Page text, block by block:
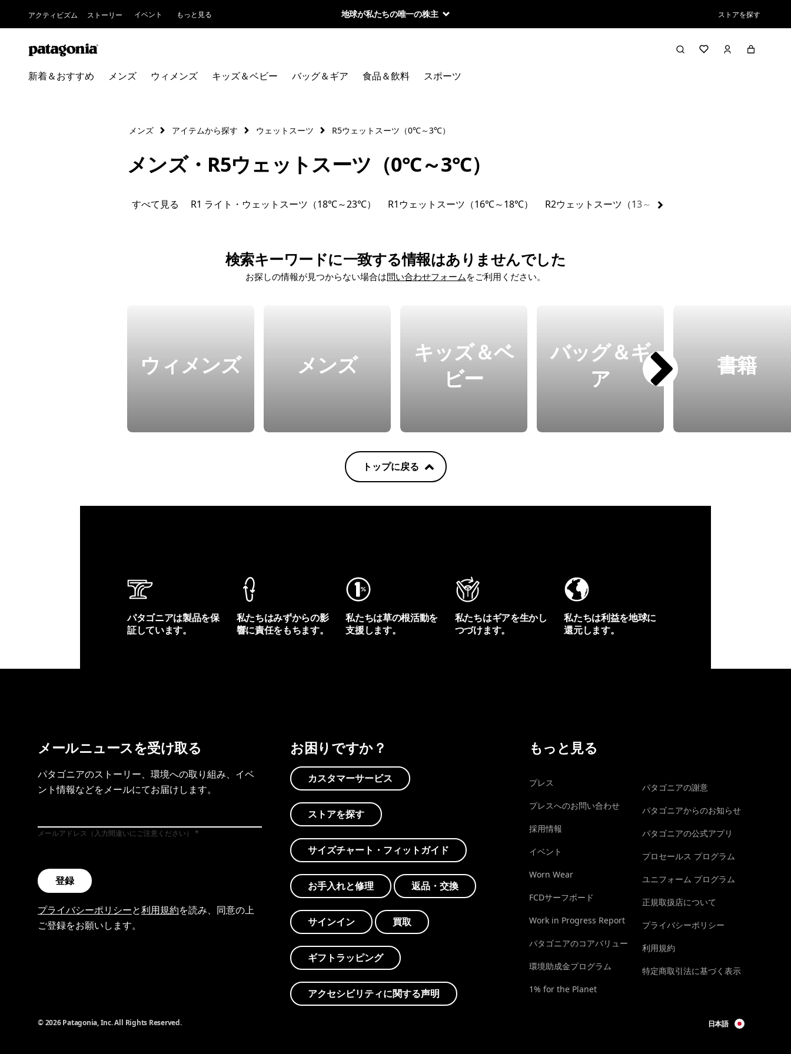
アクティビズム ストーリー イベント もっと見る 地球が私たちの唯一の株主 ストアを探す
新着＆おすすめ メンズ ウィメンズ キッズ＆ベビー バッグ＆ギア 食品＆飲料 スポーツ
メンズ アイテムから探す ウェットスーツ R5ウェットスーツ（0℃～3℃）
メンズ・R5ウェットスーツ（0℃～3℃）
すべて見る R1 ライト・ウェットスーツ（18℃～23℃） R1ウェットスーツ（16℃～18℃） R2ウェットスーツ（13～16℃）
検索キーワードに一致する情報はありませんでした
お探しの情報が見つからない場合は問い合わせフォーム をご利用ください。
ウィメンズ メンズ
キッズ＆ベ
ビー
バッグ＆ギ
ア
書籍
トップに戻る
パタゴニアは製品を保
証しています。
私たちはみずからの影
響に責任をもちます。
私たちは草の根活動を
支援します。
私たちはギアを生かし
つづけます。
私たちは利益を地球に
還元します。
メールニュースを受け取る
パタゴニアのストーリー、環境への取り組み、イベ
ント情報などをメールにてお届けします。
メールアドレス（入力間違いにご注意ください）
登録
プライバシーポリシーと利用規約を読み、同意の上
ご登録をお願いします。
お困りですか？
カスタマーサービス
ストアを探す
サイズチャート・フィットガイド
お手入れと修理 返品・交換
サインイン 買取
ギフトラッピング
アクセシビリティに関する声明
もっと見る
プレス
プレスへのお問い合わせ
採用情報
イベント
Worn Wear
FCDサーフボード
Work in Progress Report
パタゴニアのコアバリュー
環境助成金プログラム
1% for the Planet
パタゴニアの謝意
パタゴニアからのお知らせ
パタゴニアの公式アプリ
プロセールス プログラム
ユニフォーム プログラム
正規取扱店について
プライバシーポリシー
利用規約
特定商取引法に基づく表示
© 2026 Patagonia, Inc. All Rights Reserved. 日本語